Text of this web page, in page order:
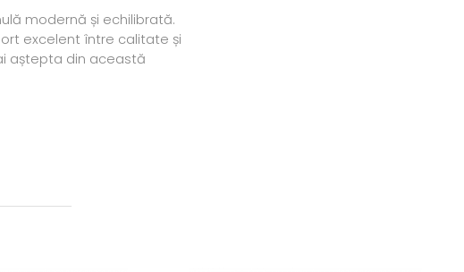
modernă și echilibrată.
excelent între calitate și
aștepta din această